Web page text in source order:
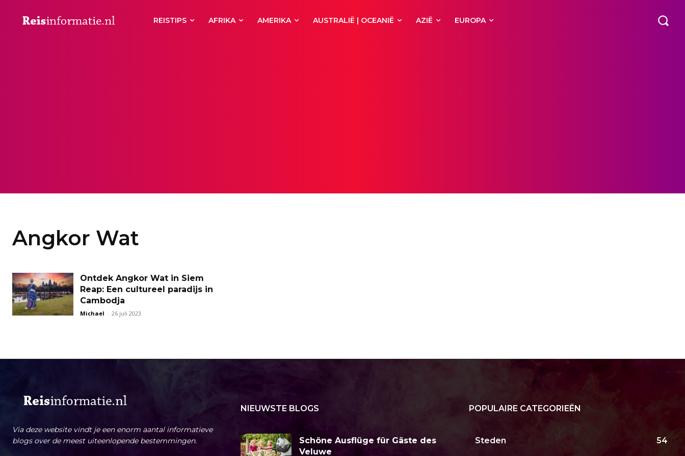
REISTIPS AFRIKA AMERIKA AUSTRALIË | OCEANIË AZIË EUROPA
Angkor Wat
Ontdek Angkor Wat in Siem
Reap: Een cultureel paradijs in
Cambodja
Michael - 26 juli 2023
Via deze website vindt je een enorm aantal informatieve
blogs over de meest uiteenlopende bestemmingen.
NIEUWSTE BLOGS
Schöne Ausflüge für Gäste des
Veluwe
POPULAIRE CATEGORIEËN
Steden 54